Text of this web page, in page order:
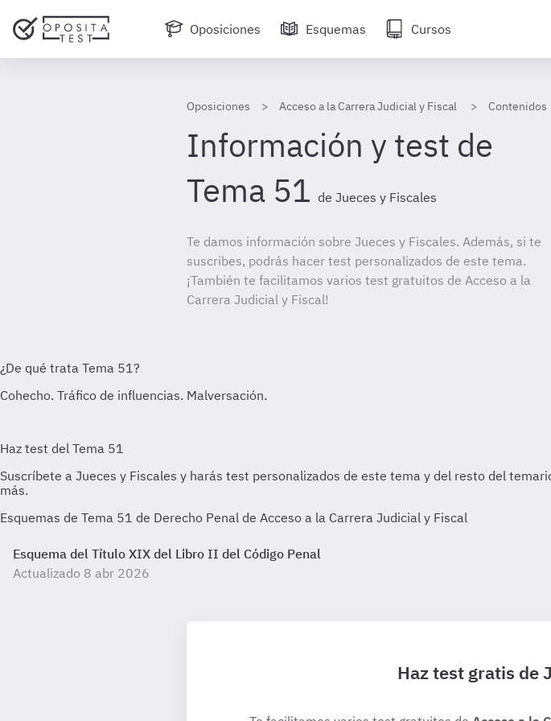
Oposiciones Esquemas Cursos
Oposiciones Acceso a la Carrera Judicial y Fiscal Contenidos
Información y test de
Tema 51 de Jueces y Fiscales
Te damos información sobre Jueces y Fiscales. Además, si te
suscribes, podrás hacer test personalizados de este tema.
¡También te facilitamos varios test gratuitos de Acceso a la
Carrera Judicial y Fiscal!
Esquemas de Tema 51 de Derecho Penal de Acceso a la Carrera Judicial y Fiscal
Esquema del Título XIX del Libro II del Código Penal
Actualizado 8 abr 2026
Haz test gratis de